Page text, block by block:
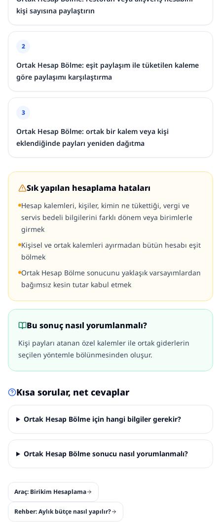
kişi sayısına paylaştırın
2
Ortak Hesap Bölme: eşit paylaşım ile tüketilen kaleme
göre paylaşımı karşılaştırma
3
Ortak Hesap Bölme: ortak bir kalem veya kişi
eklendiğinde payları yeniden dağıtma
Sık yapılan hesaplama hataları
Hesap kalemleri, kişiler, kimin ne tükettiği, vergi ve
servis bedeli bilgilerini farklı dönem veya birimlerle
girmek
Kişisel ve ortak kalemleri ayırmadan bütün hesabı eşit
bölmek
Ortak Hesap Bölme sonucunu yaklaşık varsayımlardan
bağımsız kesin tutar kabul etmek
Bu sonuç nasıl yorumlanmalı?
Kişi payları atanan özel kalemler ile ortak giderlerin
seçilen yöntemle bölünmesinden oluşur.
Kısa sorular, net cevaplar
Ortak Hesap Bölme için hangi bilgiler gerekir?
Ortak Hesap Bölme sonucu nasıl yorumlanmalı?
Araç: Birikim Hesaplama
Rehber:Aylık bütçe nasıl yapılır?